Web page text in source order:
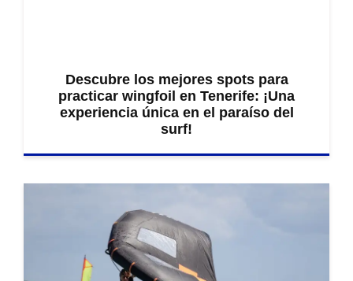
Descubre los mejores spots para
practicar wingfoil en Tenerife: ¡Una
experiencia única en el paraíso del
surf!